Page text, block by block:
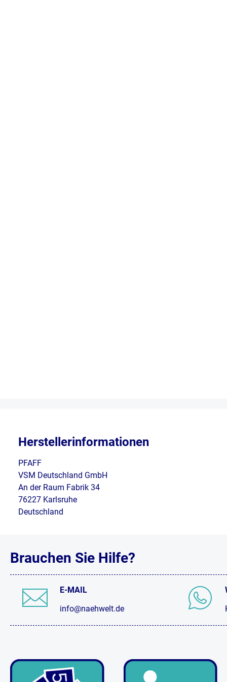
Herstellerinformationen
PFAFF
VSM Deutschland GmbH
An der Raum Fabrik 34
76227 Karlsruhe
Deutschland
Brauchen Sie Hilfe?
E-MAIL
info@naehwelt.de